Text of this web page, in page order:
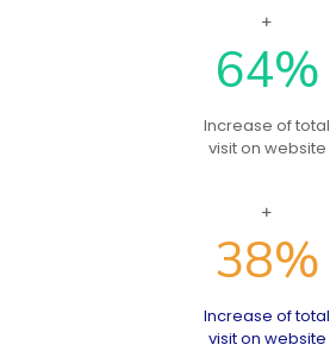
64%
Increase of total
visit on website
38%
Increase of total
visit on website